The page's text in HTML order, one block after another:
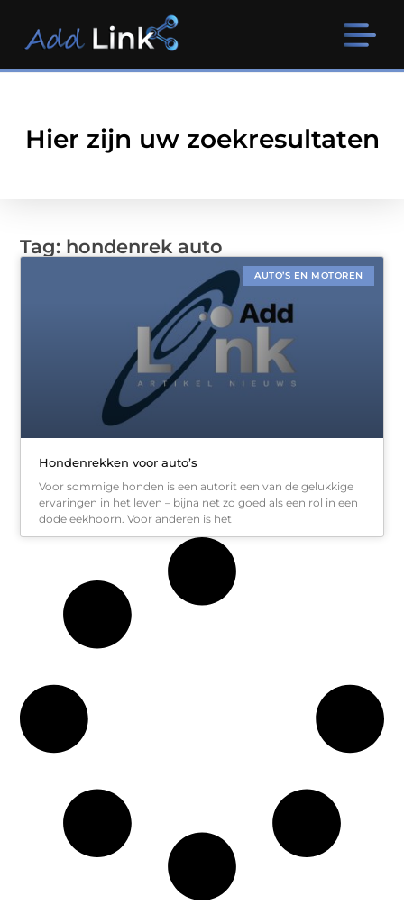
Hier zijn uw zoekresultaten
Tag: hondenrek auto
AUTO’S EN MOTOREN
Hondenrekken voor auto’s
Voor sommige honden is een autorit een van de gelukkige
ervaringen in het leven – bijna net zo goed als een rol in een
dode eekhoorn. Voor anderen is het